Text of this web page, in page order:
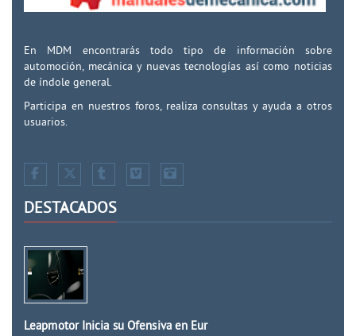
En MDM encontrarás todo tipo de información sobre
automoción, mecánica y nuevas tecnologías así como noticias
de índole general.
Participa en nuestros foros, realiza consultas y ayuda a otros
usuarios.
DESTACADOS
Leapmotor Inicia su Ofensiva en Eur